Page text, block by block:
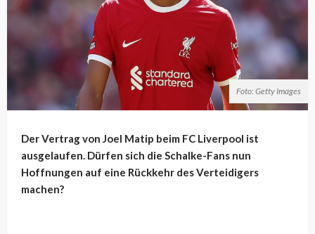
Foto: Getty Images
Der Vertrag von Joel Matip beim FC Liverpool ist
ausgelaufen. Dürfen sich die Schalke-Fans nun
Hoffnungen auf eine Rückkehr des Verteidigers
machen?